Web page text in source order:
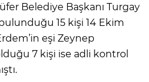
Belediye Başkanı Turgay
15 kişi 14 Ekim
eşi Zeynep
7 kişi ise adli kontrol